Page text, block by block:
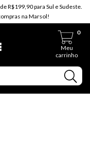
R$199,90 para Sul e Sudeste.
na Marsol!
Meu
carrinho
0